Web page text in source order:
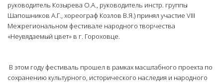
руководитель Козырева О.А., руководитель инстр. группы
Шапошников А.Г., хореограф Козлов В.Я.) принял участие VIII
Межрегиональном фестивале народного творчества
«Неувядаемый цвет» в г. Гороховце.
В этом году фестиваль прошел в рамках масштабного проекта по
сохранению культурного, исторического наследия и народного